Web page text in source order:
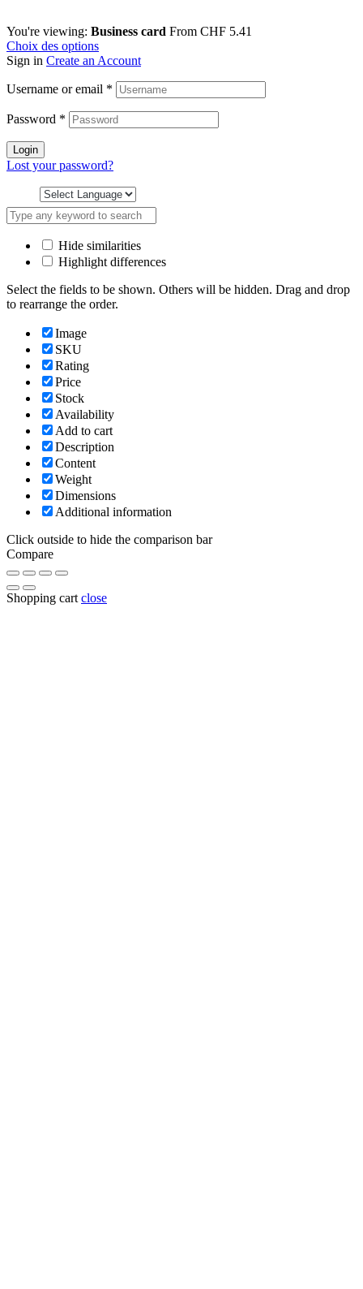
You're viewing: Business card From CHF 5.41
Choix des options
Sign in Create an Account
Username or email *
Password *
Login
Lost your password?
Hide similarities
Highlight differences
Select the fields to be shown. Others will be hidden. Drag and drop
to rearrange the order.
Image
SKU
Rating
Price
Stock
Availability
Add to cart
Description
Content
Weight
Dimensions
Additional information
Click outside to hide the comparison bar
Compare
Shopping cart close